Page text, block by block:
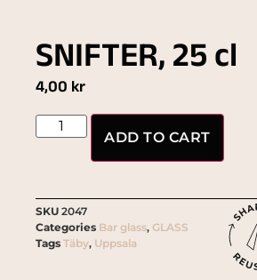
SNIFTER, 25 cl
4,00 kr
ADD TO CART
SKU 2047
Categories Bar glass, GLASS
Tags Täby, Uppsala